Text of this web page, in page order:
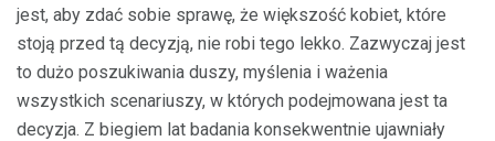
jest, aby zdać sobie sprawę, że większość kobiet, które
stoją przed tą decyzją, nie robi tego lekko. Zazwyczaj jest
to dużo poszukiwania duszy, myślenia i ważenia
wszystkich scenariuszy, w których podejmowana jest ta
decyzja. Z biegiem lat badania konsekwentnie ujawniały